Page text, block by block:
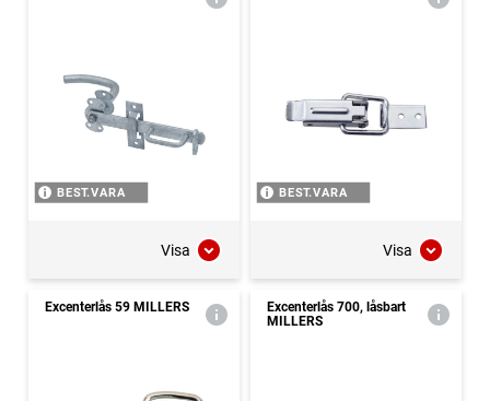
BEST.VARA
Visa
BEST.VARA
Visa
Excenterlås 59 MILLERS
Excenterlås 700, låsbart
MILLERS